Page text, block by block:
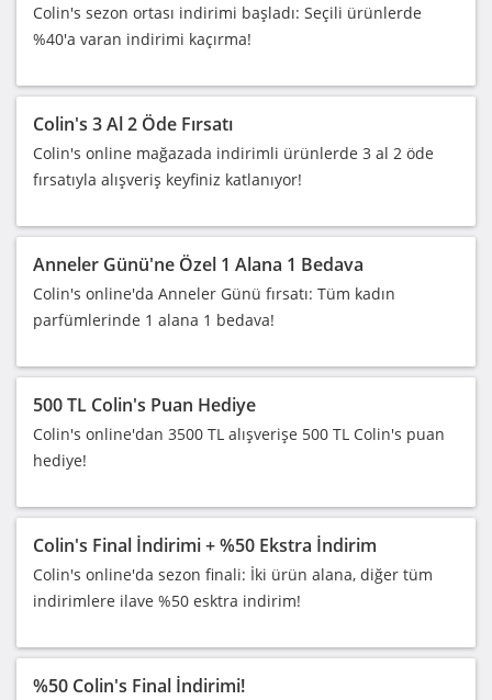
Colin's sezon ortası indirimi başladı: Seçili ürünlerde
%40'a varan indirimi kaçırma!
Colin's 3 Al 2 Öde Fırsatı
Colin's online mağazada indirimli ürünlerde 3 al 2 öde
fırsatıyla alışveriş keyfiniz katlanıyor!
Anneler Günü'ne Özel 1 Alana 1 Bedava
Colin's online'da Anneler Günü fırsatı: Tüm kadın
parfümlerinde 1 alana 1 bedava!
500 TL Colin's Puan Hediye
Colin's online'dan 3500 TL alışverişe 500 TL Colin's puan
hediye!
Colin's Final İndirimi + %50 Ekstra İndirim
Colin's online'da sezon finali: İki ürün alana, diğer tüm
indirimlere ilave %50 esktra indirim!
%50 Colin's Final İndirimi!